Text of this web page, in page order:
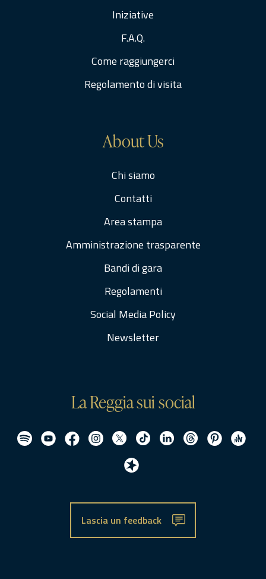
Iniziative
F.A.Q.
Come raggiungerci
Regolamento di visita
About Us
Chi siamo
Contatti
Area stampa
Amministrazione trasparente
Bandi di gara
Regolamenti
Social Media Policy
Newsletter
La Reggia sui social
Lascia un feedback